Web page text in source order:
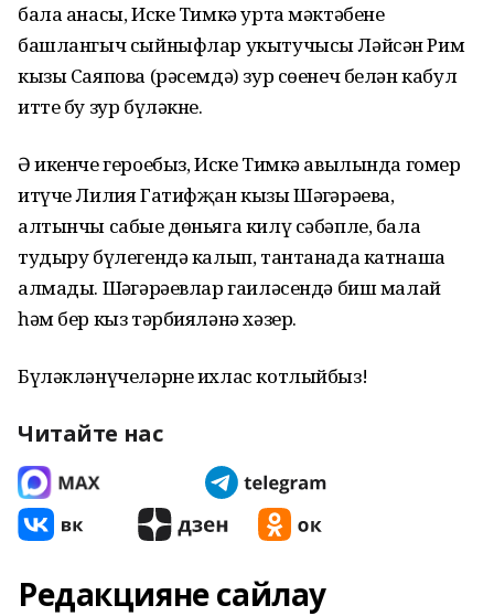
бала анасы, Иске Тимкә урта мәктәбенең
башлангыч сыйныфлар укытучысы Ләйсән Рим
кызы Саяпова (рәсемдә) зур сөенеч белән кабул
итте бу зур бүләкне.
Ә икенче героебыз, Иске Тимкә авылында гомер
итүче Лилия Гатифҗан кызы Шәңгәрәева,
алтынчы сабые дөньяга килү сәбәпле, бала
тудыру бүлегендә калып, тантанада катнаша
алмады. Шәңгәрәевлар гаиләсендә биш малай
һәм бер кыз тәрбияләнә хәзер.
Бүләкләнүчеләрне ихлас котлыйбыз!
Читайте нас
Редакцияне сайлау